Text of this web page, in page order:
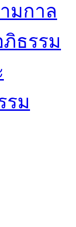
มกาล
ธรรม
รม